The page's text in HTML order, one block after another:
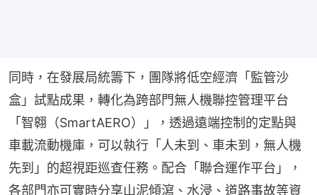
同時，在發展局統籌下，團隊將低空經濟「監管沙
盒」試點成果，轉化為跨部門無人機聯控管理平台
「智翱（SmartAERO）」，透過遠端控制的定點與
車載流動機庫，可以執行「人未到、車未到，無人機
先到」的超視距巡查任務。配合「聯合運作平台」，
各部門亦可實時分享山泥傾瀉、水浸、道路事故等資